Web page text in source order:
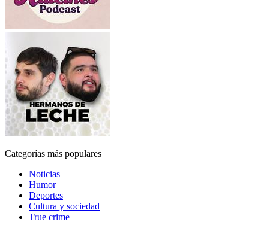
Categorías más populares
Noticias
Humor
Deportes
Cultura y sociedad
True crime